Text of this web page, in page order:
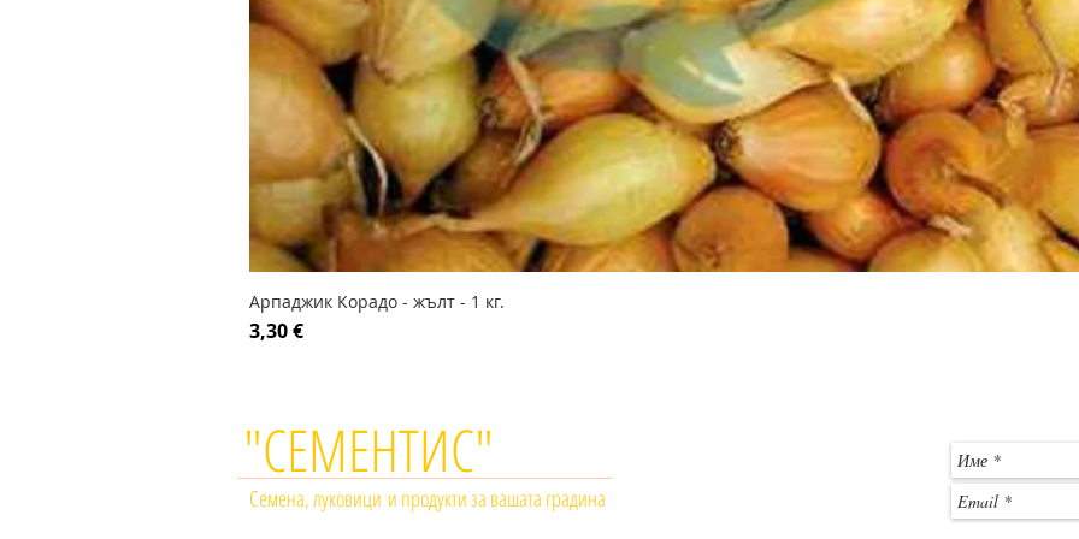
Арпаджик Корадо - жълт - 1 кг.
Цена
3,30 €
"СЕМЕНТИС"
Семена, луковици и продукти за вашата градина
c